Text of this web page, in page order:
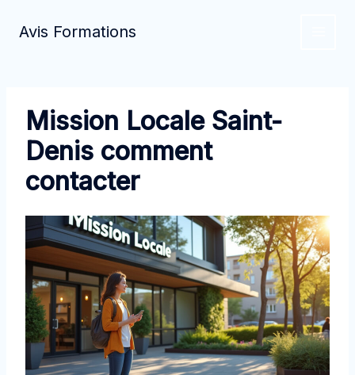
Avis Formations
Mission Locale Saint-
Denis comment
contacter